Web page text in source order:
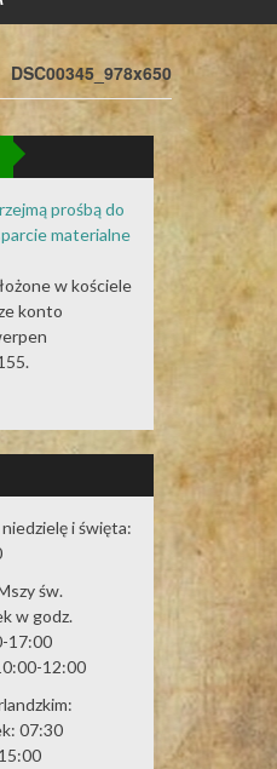
DSC00345_978x650
prośbą do
materialne
w kościele
konto
i święta:
św.
w godz.
17:00
12:00
07:30